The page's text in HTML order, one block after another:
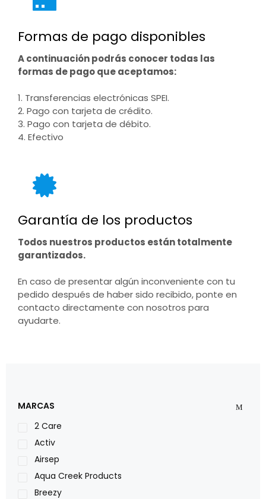
Formas de pago disponibles
A continuación podrás conocer todas las
formas de pago que aceptamos:
1. Transferencias electrónicas SPEI.
2. Pago con tarjeta de crédito.
3. Pago con tarjeta de débito.
4. Efectivo
Garantía de los productos
Todos nuestros productos están totalmente
garantizados.
En caso de presentar algún inconveniente con tu
pedido después de haber sido recibido, ponte en
contacto directamente con nosotros para
ayudarte.
MARCAS
2 Care
Activ
Airsep
Aqua Creek Products
Breezy